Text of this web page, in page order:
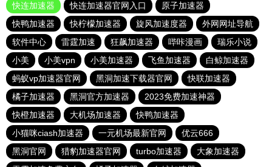
快连加速器
快连加速器官网入口
原子加速器
快鸭加速器
快柠檬加速器 旋风加速度器
外网网址导航
软件中心
雷霆加速 狂飙加速器 哔咔漫画
瑞乐小说
小美
小美vpn 小美加速器 飞鱼加速器
白鲸加速器
蚂蚁vp加速器官网
黑洞加速下载器官网
快联加速器
橘子加速器
黑洞官方加速器
2023免费加速神器
快橙加速器
大机场加速器
快鸭加速器
小猫咪ciash加速器
一元机场最新官网
优云666
黑洞官网
猎豹加速器官网 turbo加速器
大象加速器